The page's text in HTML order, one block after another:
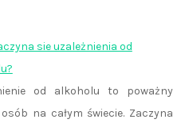
sie uzależnienia od
od alkoholu to poważny
na całym świecie. Zaczyna